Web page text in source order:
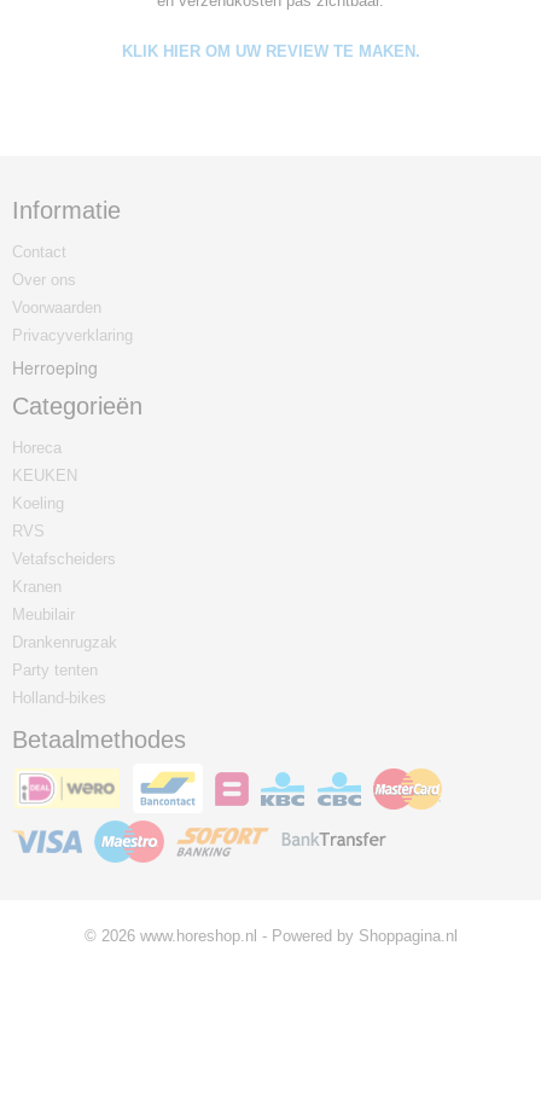
KLIK HIER OM UW REVIEW TE MAKEN.
Informatie
Contact
Over ons
Voorwaarden
Privacyverklaring
Herroeping
Categorieën
Horeca
KEUKEN
Koeling
RVS
Vetafscheiders
Kranen
Meubilair
Drankenrugzak
Party tenten
Holland-bikes
Betaalmethodes
© 2026 www.horeshop.nl - Powered by Shoppagina.nl